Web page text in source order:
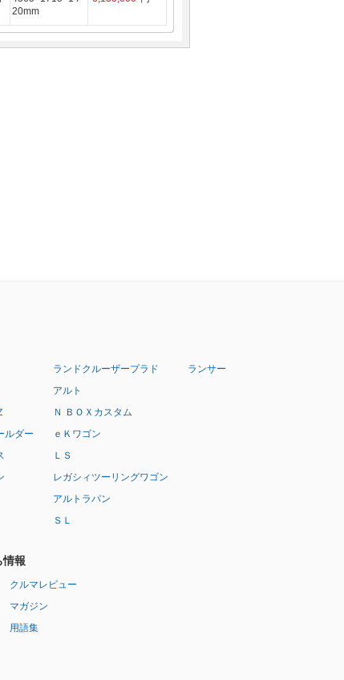
20mm
ルダー
ランドクルーザープラド
アルト
Ｎ ＢＯＸカスタム
ｅＫワゴン
ＬＳ
レガシィツーリングワゴン
アルトラパン
ＳＬ
ランサー
情報
クルマレビュー
マガジン
用語集